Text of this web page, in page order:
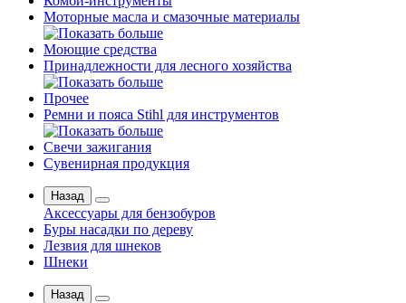
Моторные масла и смазочные материалы
Моющие средства
Принадлежности для лесного хозяйства
Прочее
Ремни и пояса Stihl для инструментов
Свечи зажигания
Сувенирная продукция
Назад
Аксессуары для бензобуров
Буры насадки по дереву
Лезвия для шнеков
Шнеки
Назад